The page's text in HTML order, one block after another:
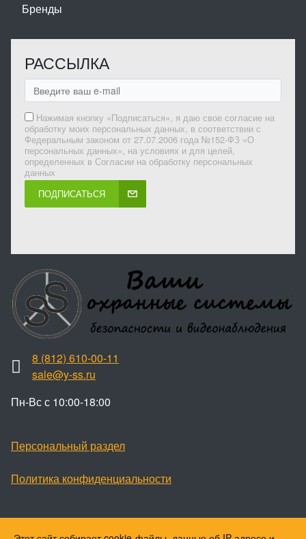
Бренды
РАССЫЛКА
Нажимая кнопку «Подписаться», я даю свое согласие на
обработку моих персональных данных, в соответствии с
Федеральным законом от 27.07.2006 года №152-ФЗ «О
персональных данных», на условиях и для целей,
определенных в Согласии на обработку персональных
данных
ПОДПИСАТЬСЯ
8 (812) 610-00-11
sale@y-ss.ru
Пн-Вс с 10:00-18:00
Персональный раздел
Политика конфиденциальности